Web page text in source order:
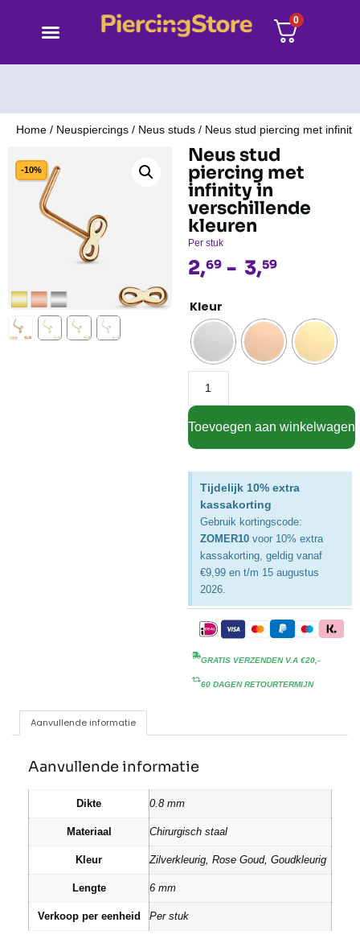
0
Home / Neuspiercings / Neus studs / Neus stud piercing met
-10%
Neus stud
piercing met
infinity in
verschillende
kleuren
Per stuk
2,69 - 3,59
Kleur
Toevoegen aan winkelwagen
Tijdelijk 10% extra
kassakorting
Gebruik kortingscode:
ZOMER10 voor 10% extra
kassakorting, geldig vanaf
€9,99 en t/m 15 augustus
2026.
GRATIS VERZENDEN V.A €20,-
60 DAGEN RETOURTERMIJN
Aanvullende informatie
Aanvullende informatie
Dikte 0.8 mm
Materiaal Chirurgisch staal
Kleur Zilverkleurig, Rose Goud, Goudkleurig
Lengte 6 mm
Verkoop per eenheid Per stuk